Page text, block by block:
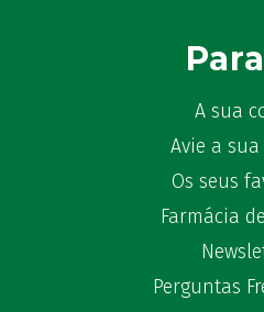
A sua
Avie a
Os seus
Farmácia
Perguntas